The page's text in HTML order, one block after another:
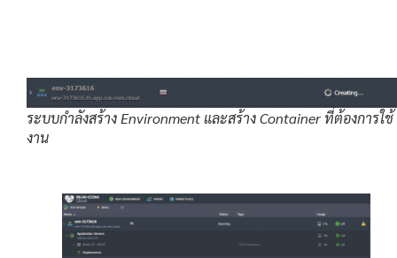
ระบบกำลังสร้าง Environment และสร้าง Container ที่ต้องการใช้
งาน